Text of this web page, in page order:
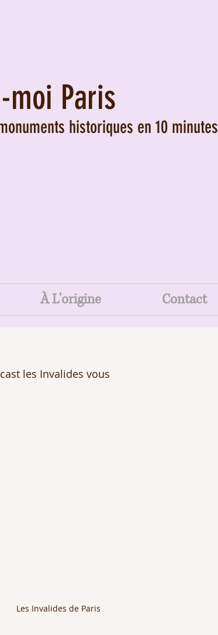
moi Paris
historiques en 10 minutes
À L'origine Contact
les Invalides vous
Les Invalides de Paris